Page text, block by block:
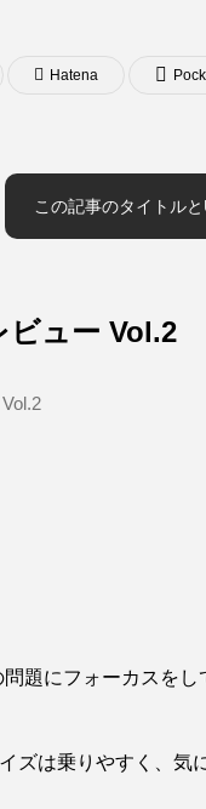
Hatena
この記事のタイトル
ビュー Vol.2
題にフォーカスをし
ズは乗りやすく、気